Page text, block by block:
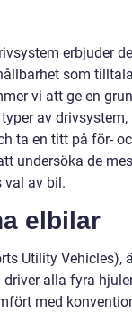
erbjuder
som
vi att ge en
av drivsystem,
ta en titt på för-
undersöka de
val av bil.
elbilar
Utility Vehicles),
alla fyra
med